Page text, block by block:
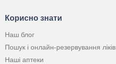
Корисно знати
Наш блог
Пошук і онлайн-резервування ліків
Наші аптеки